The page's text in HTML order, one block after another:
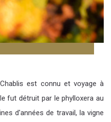
est connu et voyage à
fut détruit par le phylloxera au
d'années de travail, la vigne